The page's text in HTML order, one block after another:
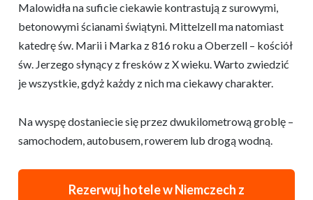
Malowidła na suficie ciekawie kontrastują z surowymi,
betonowymi ścianami świątyni. Mittelzell ma natomiast
katedrę św. Marii i Marka z 816 roku a Oberzell – kościół
św. Jerzego słynący z fresków z X wieku. Warto zwiedzić
je wszystkie, gdyż każdy z nich ma ciekawy charakter.
Na wyspę dostaniecie się przez dwukilometrową groblę –
samochodem, autobusem, rowerem lub drogą wodną.
Rezerwuj hotele w Niemczech z